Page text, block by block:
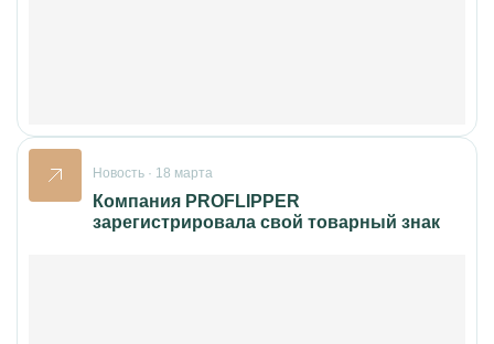
Новость · 18 марта
Компания PROFLIPPER
зарегистрировала свой товарный знак